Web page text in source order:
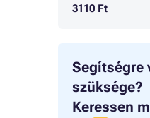
3110 Ft
Segítségre
szüksége?
Keressen